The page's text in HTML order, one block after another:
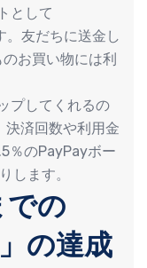
として
。友だちに送金し
お買い物には利
プしてくれるの
決済回数や利用金
％のPayPayボー
します。
の
の達成